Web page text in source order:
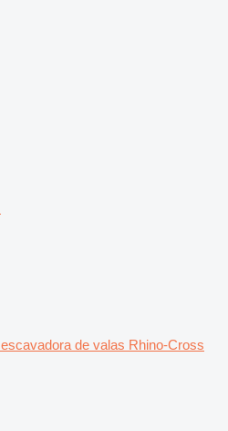
escavadora de valas Rhino-Cross